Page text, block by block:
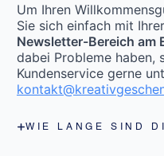
Um Ihren
Sie sich einfach mit
Newsletter-Bereich am
dabei Probleme haben,
Kundenservice gerne
WIE LANGE SIND